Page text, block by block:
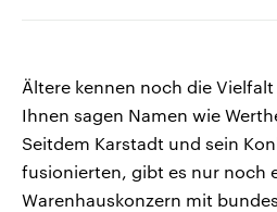
Ältere kennen noch die
Ihnen sagen Namen wie
Seitdem Karstadt und sein
fusionierten, gibt es nur noch
Warenhauskonzern mit